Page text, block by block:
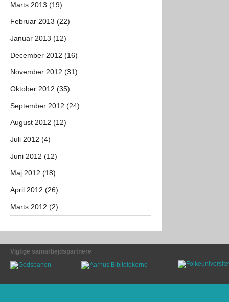
Marts 2013 (19)
Februar 2013 (22)
Januar 2013 (12)
December 2012 (16)
November 2012 (31)
Oktober 2012 (35)
September 2012 (24)
August 2012 (12)
Juli 2012 (4)
Juni 2012 (12)
Maj 2012 (18)
April 2012 (26)
Marts 2012 (2)
Vigtige samarbejdspartnere